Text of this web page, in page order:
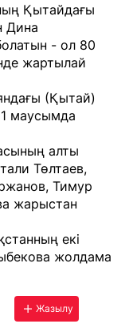
Қытайдағы
Дина
- ол 80
жартылай
(Қытай)
маусымда
алты
Төлтаев,
Тимур
жарыстан
екі
жолдама
Жазылу